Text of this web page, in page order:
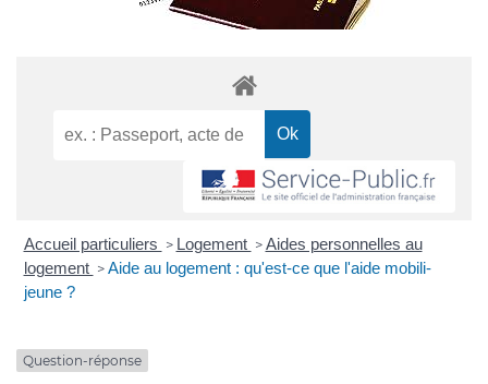
Accueil particuliers > Logement > Aides personnelles au
logement
> Aide au logement : qu'est-ce que l'aide mobili-
jeune ?
Question-réponse